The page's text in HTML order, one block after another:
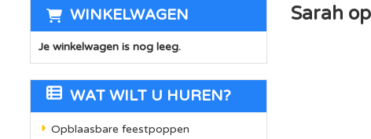
WINKELWAGEN
Je winkelwagen is nog leeg.
WAT WILT U HUREN?
Opblaasbare feestpoppen
Sarah